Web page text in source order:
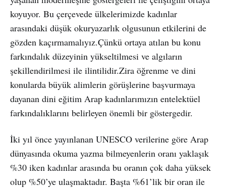
koyuyor. Bu çerçevede ülkelerimizde kadınlar
arasındaki düşük okuryazarlık olgusunun etkilerini de
gözden kaçırmamalıyız.Çünkü ortaya atılan bu konu
farkındalık düzeyinin yükseltilmesi ve algıların
şekillendirilmesi ile ilintilidir.Zira öğrenme ve dini
konularda büyük alimlerin görüşlerine başvurmaya
dayanan dini eğitim Arap kadınlarımızın entelektüel
farkındalıklarını belirleyen önemli bir göstergedir.
İki yıl önce yayınlanan UNESCO verilerine göre Arap
dünyasında okuma yazma bilmeyenlerin oranı yaklaşık
%30 iken kadınlar arasında bu oranın çok daha yüksek
olup %50’ye ulaşmaktadır. Başta %61’lik bir oran ile